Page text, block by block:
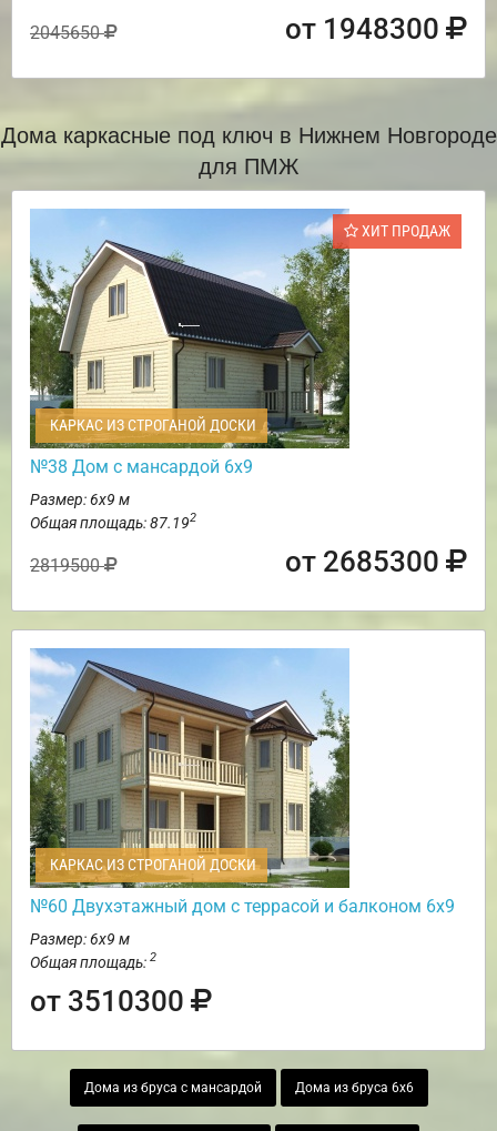
2045650 от 1948300
Дома каркасные под ключ в Нижнем Новгороде
для ПМЖ
ХИТ ПРОДАЖ
КАРКАС ИЗ СТРОГАНОЙ ДОСКИ
№38 Дом с мансардой 6х9
Размер: 6х9 м
Общая площадь: 87.192
2819500 от 2685300
КАРКАС ИЗ СТРОГАНОЙ ДОСКИ
№60 Двухэтажный дом с террасой и балконом 6х9
Размер: 6х9 м
Общая площадь: 2
от 3510300
Дома из бруса с мансардой Дома из бруса 6х6